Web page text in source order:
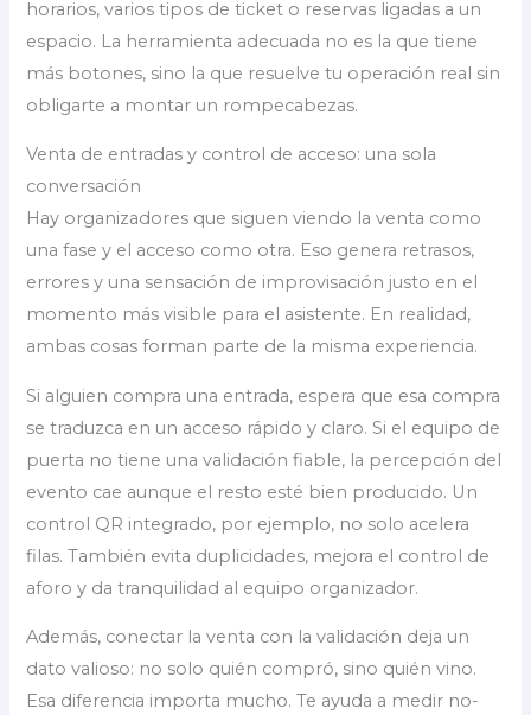
horarios, varios tipos de ticket o reservas ligadas a un
espacio. La herramienta adecuada no es la que tiene
más botones, sino la que resuelve tu operación real sin
obligarte a montar un rompecabezas.
Venta de entradas y control de acceso: una sola
conversación
Hay organizadores que siguen viendo la venta como
una fase y el acceso como otra. Eso genera retrasos,
errores y una sensación de improvisación justo en el
momento más visible para el asistente. En realidad,
ambas cosas forman parte de la misma experiencia.
Si alguien compra una entrada, espera que esa compra
se traduzca en un acceso rápido y claro. Si el equipo de
puerta no tiene una validación fiable, la percepción del
evento cae aunque el resto esté bien producido. Un
control QR integrado, por ejemplo, no solo acelera
filas. También evita duplicidades, mejora el control de
aforo y da tranquilidad al equipo organizador.
Además, conectar la venta con la validación deja un
dato valioso: no solo quién compró, sino quién vino.
Esa diferencia importa mucho. Te ayuda a medir no-